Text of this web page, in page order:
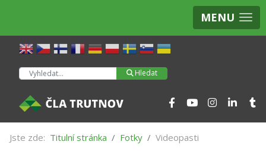
MENU
Hledat Hledat
Jste zde: Titulní stránka Fotky Videopasti